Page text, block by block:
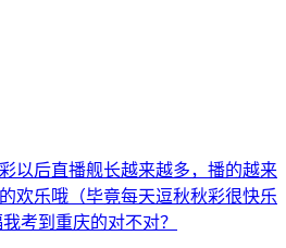
以后直播舰长越来越多，播的越来
欢乐哦（毕竟每天逗秋秋彩很快乐
考到重庆的对不对？